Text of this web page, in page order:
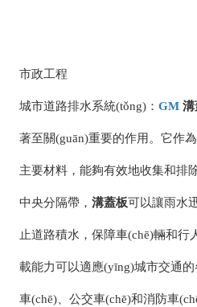
市政工程
城市道路排水系統(tǒng)：GM 溝
著至關(guān)重要的作用。它
主要材料，能夠有效地收集和排除
中央分隔帶，溝蓋板可以讓雨水
止道路積水，保障車(chē)輛和行人
載能力可以適應(yīng)城市交通的各
車(chē)、公交車(chē)和消防車